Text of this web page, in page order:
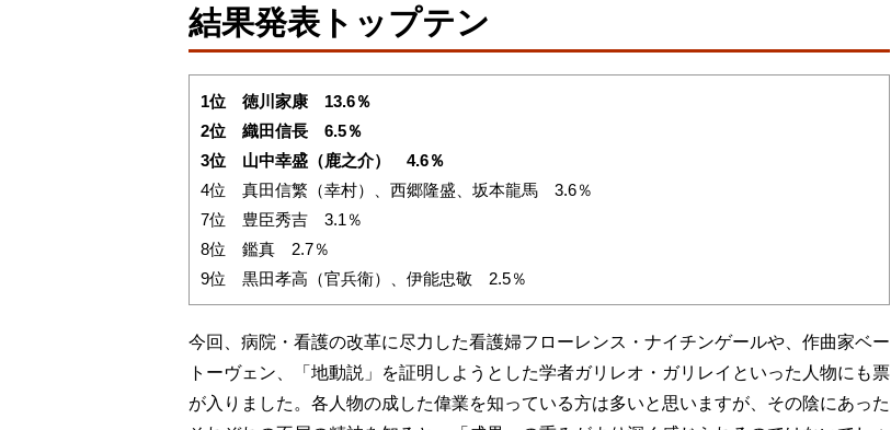
結果発表トップテン
1位 徳川家康 13.6％
2位 織田信長 6.5％
3位 山中幸盛（鹿之介） 4.6％
4位 真田信繁（幸村）、西郷隆盛、坂本龍馬 3.6％
7位 豊臣秀吉 3.1％
8位 鑑真 2.7％
9位 黒田孝高（官兵衛）、伊能忠敬 2.5％
今回、病院・看護の改革に尽力した看護婦フローレンス・ナイチンゲールや、作曲家ベー
トーヴェン、「地動説」を証明しようとした学者ガリレオ・ガリレイといった人物にも票
が入りました。各人物の成した偉業を知っている方は多いと思いますが、その陰にあった